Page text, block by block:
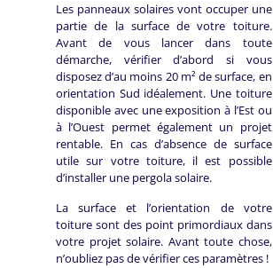
Les panneaux solaires vont occuper une
partie de la surface de votre toiture.
Avant de vous lancer dans toute
démarche, vérifier d’abord si vous
disposez d’au moins 20 m² de surface, en
orientation Sud idéalement. Une toiture
disponible avec une exposition à l’Est ou
à l’Ouest permet également un projet
rentable. En cas d’absence de surface
utile sur votre toiture, il est possible
d’installer une pergola solaire.
La surface et l’orientation de votre
toiture sont des point primordiaux dans
votre projet solaire. Avant toute chose,
n’oubliez pas de vérifier ces paramètres !